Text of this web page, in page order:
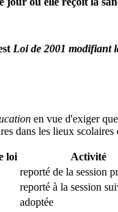
Loi de 2001 modifiant
en vue d'exiger
dans les lieux
loi Activité
reporté de la session
reporté à la session
adoptée